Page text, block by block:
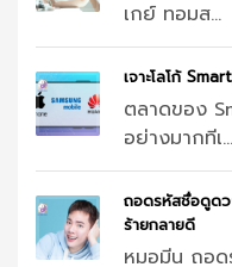
เกย์ ทอมส...
เจาะโลโก้
ตลาดของ
อย่างมากทีเ...
ถอดรหัสชื่อดูด
ร้ายกลายดี
หมอมีน ถอ